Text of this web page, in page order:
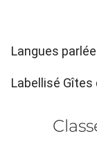
Langues
Labellisé Gîtes